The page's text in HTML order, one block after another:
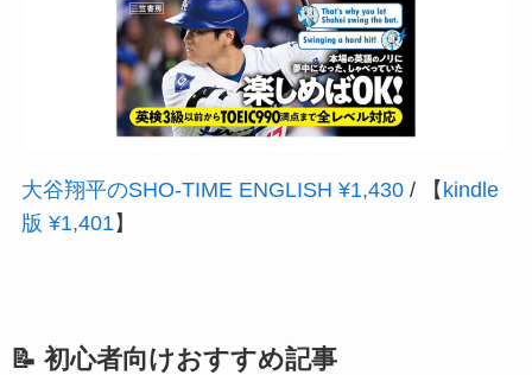
大谷翔平のSHO‐TIME ENGLISH ¥1,430/ 【 kindle
版 ¥1,401 】
📝 初心者向けおすすめ記事